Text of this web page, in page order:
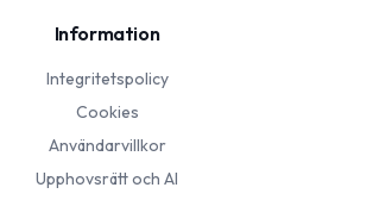
Information
Integritetspolicy
Cookies
Användarvillkor
Upphovsrätt och AI